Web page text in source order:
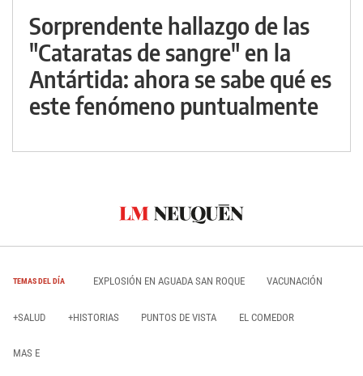
Sorprendente hallazgo de las
"Cataratas de sangre" en la
Antártida: ahora se sabe qué es
este fenómeno puntualmente
TEMAS DEL DÍA EXPLOSIÓN EN AGUADA SAN ROQUE VACUNACIÓN
+SALUD +HISTORIAS PUNTOS DE VISTA EL COMEDOR
MAS E